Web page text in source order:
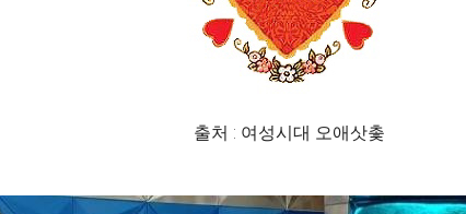
출처 : 여성시대 오애삿촟